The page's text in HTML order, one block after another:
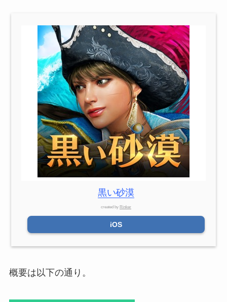
黒い砂漠
created by Rinker
iOS
概要は以下の通り。